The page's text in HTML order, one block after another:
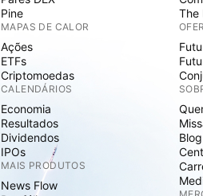
Pine
MAPAS DE CALOR
Ações
ETFs
Criptomoedas
CALENDÁRIOS
Economia
Resultados
Dividendos
IPOs
MAIS PRODUTOS
News Flow
The
Blog